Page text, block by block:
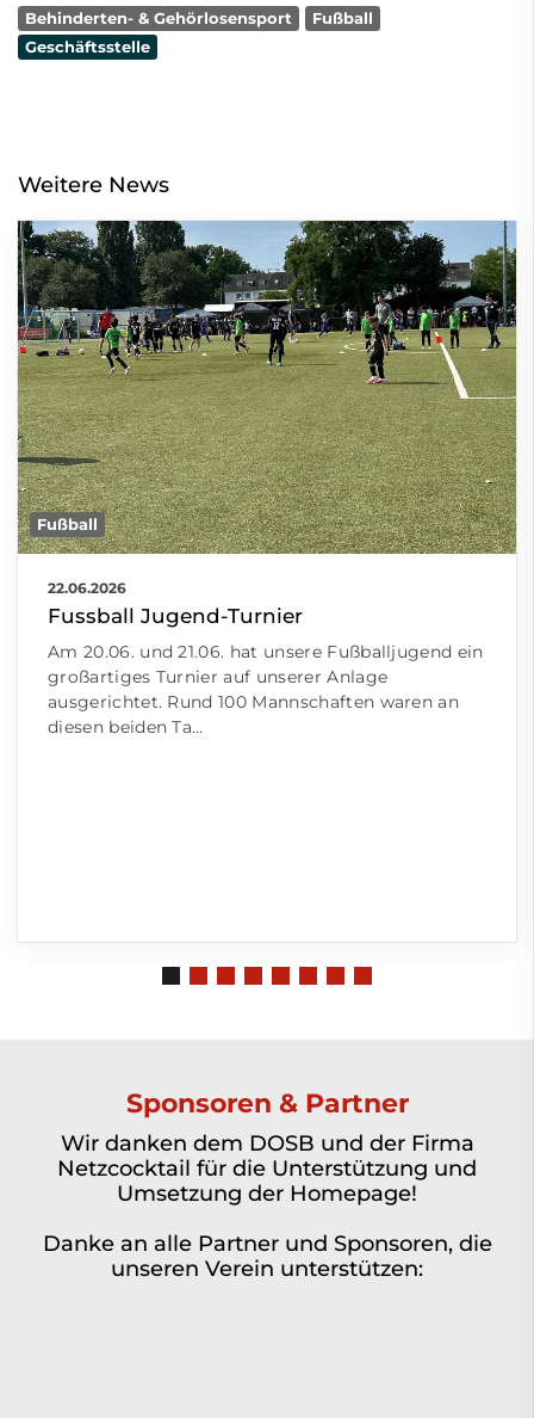
Behinderten- & Gehörlosensport
Fußball
Geschäftsstelle
Weitere News
Fußball
22.06.2026
Fussball Jugend-Turnier
Am 20.06. und 21.06. hat unsere Fußballjugend ein
großartiges Turnier auf unserer Anlage
ausgerichtet. Rund 100 Mannschaften waren an
diesen beiden Ta…
Sponsoren & Partner
Wir danken dem DOSB und der Firma
Netzcocktail für die Unterstützung und
Umsetzung der Homepage!
Danke an alle Partner und Sponsoren, die
unseren Verein unterstützen: